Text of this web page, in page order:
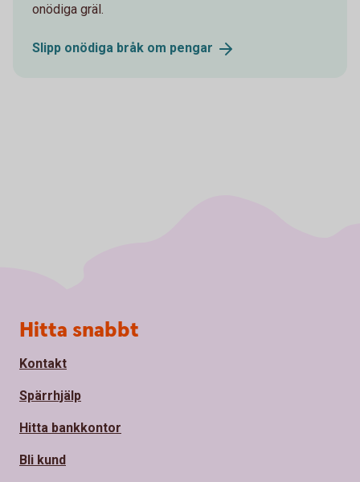
onödiga gräl.
Slipp onödiga bråk om pengar
Sidfot
Hitta snabbt
Kontakt
Spärrhjälp
Hitta bankkontor
Bli kund